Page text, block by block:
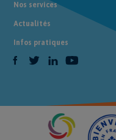
Nos services
Actualités
Infos pratiques
FacebookTwitterLinkedInYoutube